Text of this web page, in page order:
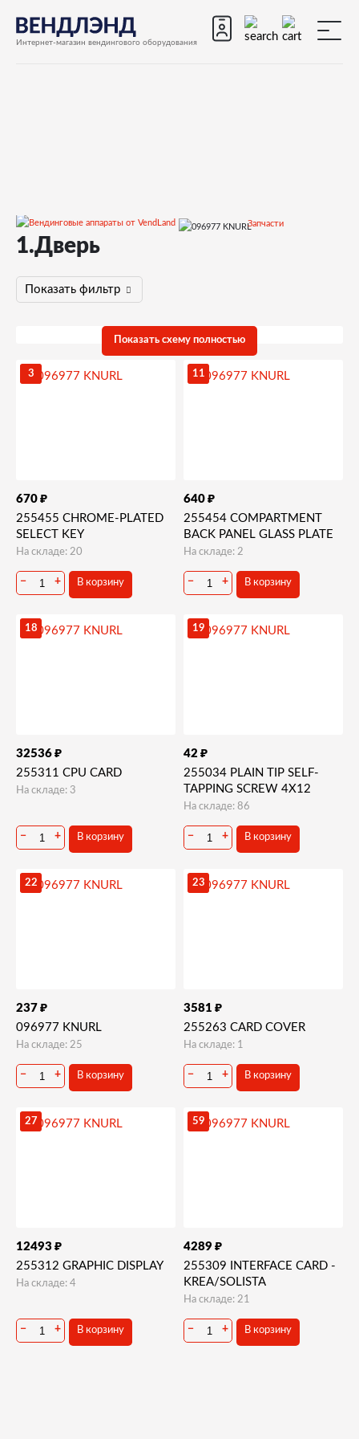
Интернет-магазин вендингового оборудования
Запчасти
Запчасти для вендинговых автоматов
Запчасти для вендинговых автоматов Necta
Запчасти и деталировки для Necta KREA
1.Дверь
1.Дверь
Показать фильтр
Показать схему полностью
3
670 ₽
255455 CHROME-PLATED
SELECT KEY
На складе: 20
− + В корзину
11
640 ₽
255454 COMPARTMENT
BACK PANEL GLASS PLATE
На складе: 2
− + В корзину
18
32536 ₽
255311 CPU CARD
На складе: 3
− + В корзину
19
42 ₽
255034 PLAIN TIP SELF-
TAPPING SCREW 4X12
На складе: 86
− + В корзину
22
237 ₽
096977 KNURL
На складе: 25
− + В корзину
23
3581 ₽
255263 CARD COVER
На складе: 1
− + В корзину
27
12493 ₽
255312 GRAPHIC DISPLAY
На складе: 4
− + В корзину
59
4289 ₽
255309 INTERFACE CARD -
KREA/SOLISTA
На складе: 21
− + В корзину